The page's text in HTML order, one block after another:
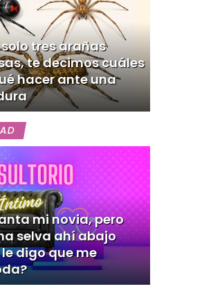
solo tres arañas
te decimos cuáles
hacer ante una
mi novia, pero
selva ahí abajo
digo que me